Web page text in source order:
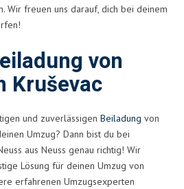
Wir freuen uns darauf, dich bei deinem
von
Kruševac
und zuverlässigen Beiladung von
Umzug? Dann bist du bei
aus Neuss genau richtig! Wir
Lösung für deinen Umzug von
erfahrenen Umzugsexperten